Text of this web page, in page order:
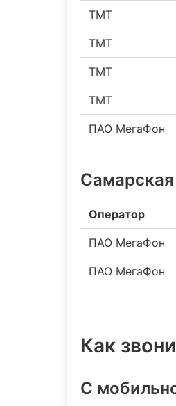
ТМТ
ТМТ
ТМТ
ТМТ
ПАО МегаФон
Оператор
ПАО МегаФон
ПАО МегаФон
Как
С